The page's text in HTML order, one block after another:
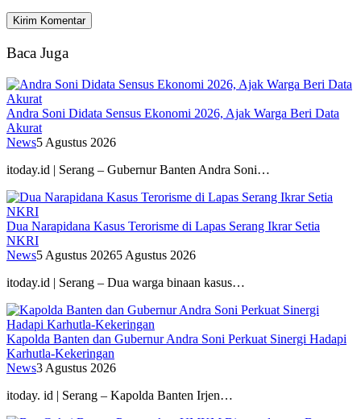
Baca Juga
Andra Soni Didata Sensus Ekonomi 2026, Ajak Warga Beri Data
Akurat
News5 Agustus 2026
itoday.id | Serang – Gubernur Banten Andra Soni…
Dua Narapidana Kasus Terorisme di Lapas Serang Ikrar Setia
NKRI
News5 Agustus 20265 Agustus 2026
itoday.id | Serang – Dua warga binaan kasus…
Kapolda Banten dan Gubernur Andra Soni Perkuat Sinergi Hadapi
Karhutla-Kekeringan
News3 Agustus 2026
itoday. id | Serang – Kapolda Banten Irjen…